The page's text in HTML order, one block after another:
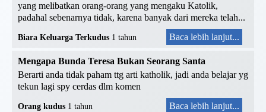
yang melibatkan orang-orang yang mengaku Katolik,
padahal sebenarnya tidak, karena banyak dari mereka telah...
Biara Keluarga Terkudus 1 tahun Baca lebih lanjut...
Mengapa Bunda Teresa Bukan Seorang Santa
Berarti anda tidak paham ttg arti katholik, jadi anda belajar yg
tekun lagi spy cerdas dlm komen
Orang kudus 1 tahun Baca lebih lanjut...